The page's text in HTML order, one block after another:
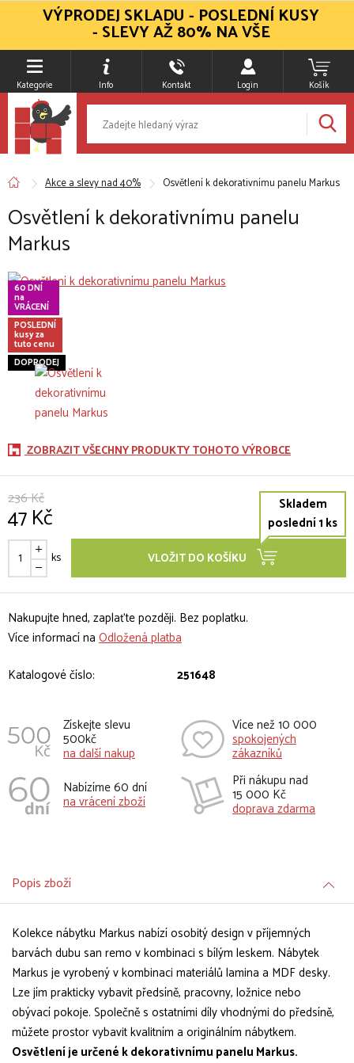
Kategorie Info Kontakt Login Košík
Akce a slevy nad 40% Osvětlení k dekorativnímu panelu Markus
Osvětlení k dekorativnímu panelu
Markus
60 DNÍ
na
VRÁCENÍ
POSLEDNÍ
kusy za
tuto cenu
DOPRODEJ
ZOBRAZIT VŠECHNY PRODUKTY TOHOTO VÝROBCE
236 Kč
47 Kč
Skladem
poslední 1 ks
ks VLOŽIT DO KOŠÍKU
Nakupujte hned, zaplaťte později. Bez poplatku.
Více informací na Odložená platba
Katalogové číslo:
251648
Získejte slevu
500kč
na další nakup
Více než 10 000
spokojených
zákazníků
Nabízíme 60 dní
na vrácení zboží
Při nákupu nad
15 000 Kč
doprava zdarma
Popis zboží
Kolekce nábytku Markus nabízí osobitý design v příjemných
barvách dubu san remo v kombinaci s bílým leskem. Nábytek
Markus je vyrobený v kombinaci materiálů lamina a MDF desky.
Lze jím prakticky vybavit předsíně, pracovny, ložnice nebo
obývací pokoje. Společně s ostatními díly vhodnými do předsíně,
můžete prostor vybavit kvalitním a originálním nábytkem.
Osvětlení je určené k dekorativnímu panelu Markus.
VÝPRODEJ SKLADU - POSLEDNÍ KUSY
- SLEVY AŽ 80% NA VŠE